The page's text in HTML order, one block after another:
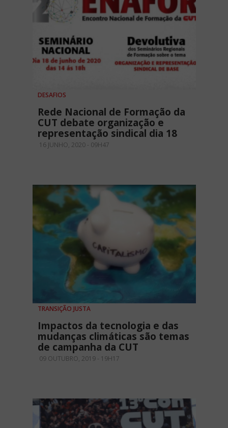
DESAFIOS
Rede Nacional de Formação da
CUT debate organização e
representação sindical dia 18
16 JUNHO, 2020 - 09H47
TRANSIÇÃO JUSTA
Impactos da tecnologia e das
mudanças climáticas são temas
de campanha da CUT
09 OUTUBRO, 2019 - 19H17